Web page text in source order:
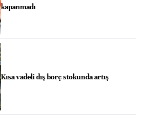
kapanmadı
Kısa vadeli dış borç stokunda artış